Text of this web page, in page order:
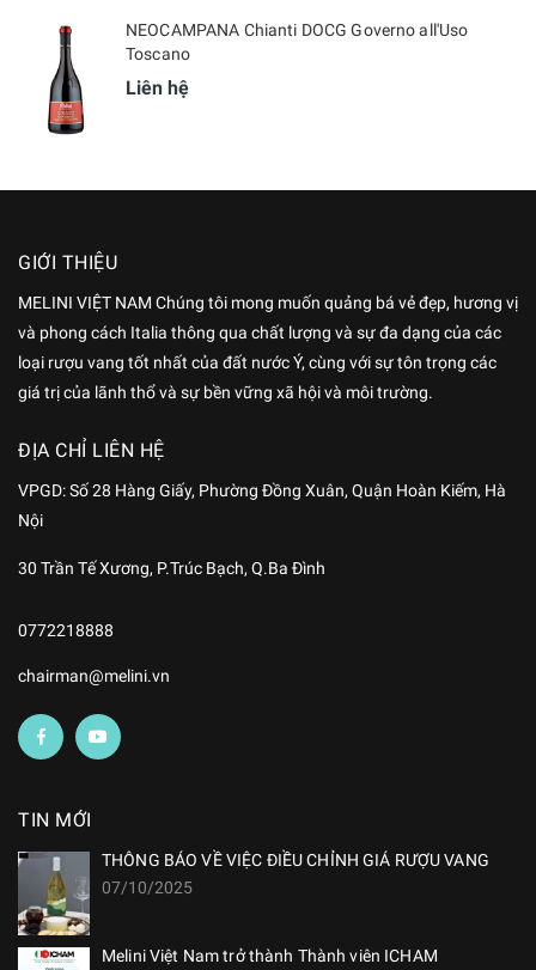
NEOCAMPANA Chianti DOCG Governo all'Uso
Toscano
Liên hệ
GIỚI THIỆU
MELINI VIỆT NAM Chúng tôi mong muốn quảng bá vẻ đẹp, hương vị
và phong cách Italia thông qua chất lượng và sự đa dạng của các
loại rượu vang tốt nhất của đất nước Ý, cùng với sự tôn trọng các
giá trị của lãnh thổ và sự bền vững xã hội và môi trường.
ĐỊA CHỈ LIÊN HỆ
VPGD:Số 28 Hàng Giấy, Phường Đồng Xuân, Quận Hoàn Kiếm, Hà
Nội
30 Trần Tế Xương, P.Trúc Bạch, Q.Ba Đình
0772218888
chairman@melini.vn
TIN MỚI
THÔNG BÁO VỀ VIỆC ĐIỀU CHỈNH GIÁ RƯỢU VANG
07/10/2025
Melini Việt Nam trở thành Thành viên ICHAM